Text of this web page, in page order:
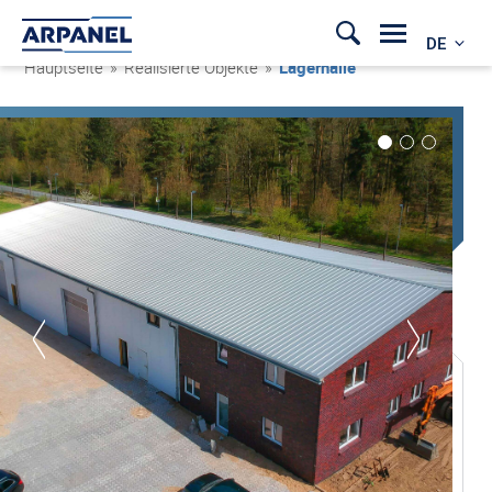
DE
Hauptseite » Realisierte Objekte »Lagerhalle